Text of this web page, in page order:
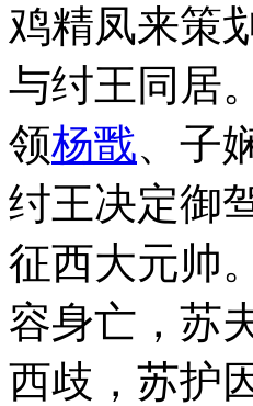
鸡精凤来策
与纣王同居
领杨戬、子
纣王决定御
征西大元帅
容身亡，苏
西歧，苏护